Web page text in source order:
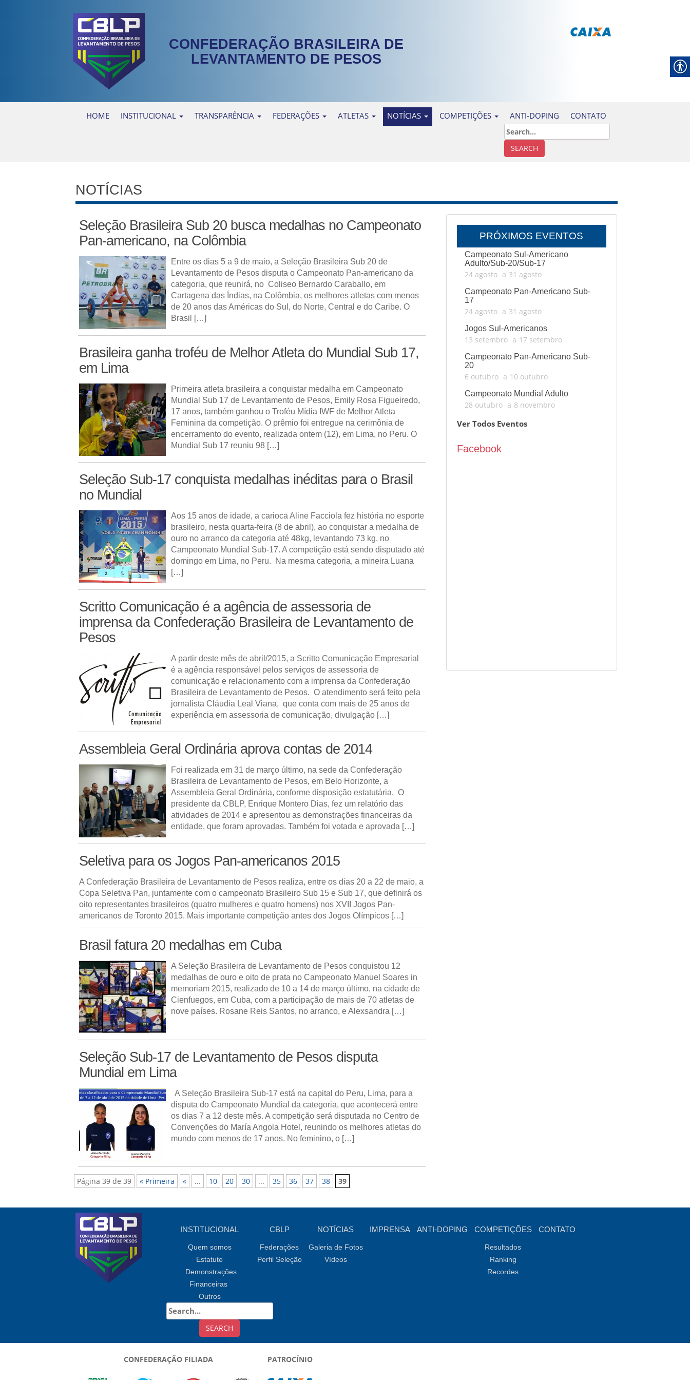
CONFEDERAÇÃO BRASILEIRA DE
LEVANTAMENTO DE PESOS
HOME INSTITUCIONAL TRANSPARÊNCIA FEDERAÇÕES ATLETAS NOTÍCIAS COMPETIÇÕES ANTI-DOPING CONTATO
NOTÍCIAS
Seleção Brasileira Sub 20 busca medalhas no Campeonato
Pan-americano, na Colômbia
Entre os dias 5 a 9 de maio, a Seleção Brasileira Sub 20 de
Levantamento de Pesos disputa o Campeonato Pan-americano da
categoria, que reunirá, no Coliseo Bernardo Caraballo, em
Cartagena das Índias, na Colômbia, os melhores atletas com menos
de 20 anos das Américas do Sul, do Norte, Central e do Caribe. O
Brasil […]
Brasileira ganha troféu de Melhor Atleta do Mundial Sub 17,
em Lima
Primeira atleta brasileira a conquistar medalha em Campeonato
Mundial Sub 17 de Levantamento de Pesos, Emily Rosa Figueiredo,
17 anos, também ganhou o Troféu Mídia IWF de Melhor Atleta
Feminina da competição. O prêmio foi entregue na cerimônia de
encerramento do evento, realizada ontem (12), em Lima, no Peru. O
Mundial Sub 17 reuniu 98 […]
Seleção Sub-17 conquista medalhas inéditas para o Brasil
no Mundial
Aos 15 anos de idade, a carioca Aline Facciola fez história no esporte
brasileiro, nesta quarta-feira (8 de abril), ao conquistar a medalha de
ouro no arranco da categoria até 48kg, levantando 73 kg, no
Campeonato Mundial Sub-17. A competição está sendo disputado até
domingo em Lima, no Peru. Na mesma categoria, a mineira Luana
[…]
Scritto Comunicação é a agência de assessoria de
imprensa da Confederação Brasileira de Levantamento de
Pesos
A partir deste mês de abril/2015, a Scritto Comunicação Empresarial
é a agência responsável pelos serviços de assessoria de
comunicação e relacionamento com a imprensa da Confederação
Brasileira de Levantamento de Pesos. O atendimento será feito pela
jornalista Cláudia Leal Viana, que conta com mais de 25 anos de
experiência em assessoria de comunicação, divulgação […]
Assembleia Geral Ordinária aprova contas de 2014
Foi realizada em 31 de março último, na sede da Confederação
Brasileira de Levantamento de Pesos, em Belo Horizonte, a
Assembleia Geral Ordinária, conforme disposição estatutária. O
presidente da CBLP, Enrique Montero Dias, fez um relatório das
atividades de 2014 e apresentou as demonstrações financeiras da
entidade, que foram aprovadas. Também foi votada e aprovada […]
Seletiva para os Jogos Pan-americanos 2015
A Confederação Brasileira de Levantamento de Pesos realiza, entre os dias 20 a 22 de maio, a
Copa Seletiva Pan, juntamente com o campeonato Brasileiro Sub 15 e Sub 17, que definirá os
oito representantes brasileiros (quatro mulheres e quatro homens) nos XVII Jogos Pan-
americanos de Toronto 2015. Mais importante competição antes dos Jogos Olímpicos […]
Brasil fatura 20 medalhas em Cuba
A Seleção Brasileira de Levantamento de Pesos conquistou 12
medalhas de ouro e oito de prata no Campeonato Manuel Soares in
memoriam 2015, realizado de 10 a 14 de março último, na cidade de
Cienfuegos, em Cuba, com a participação de mais de 70 atletas de
nove países. Rosane Reis Santos, no arranco, e Alexsandra […]
Seleção Sub-17 de Levantamento de Pesos disputa
Mundial em Lima
A Seleção Brasileira Sub-17 está na capital do Peru, Lima, para a
disputa do Campeonato Mundial da categoria, que acontecerá entre
os dias 7 a 12 deste mês. A competição será disputada no Centro de
Convenções do María Angola Hotel, reunindo os melhores atletas do
mundo com menos de 17 anos. No feminino, o […]
Página 39 de 39 « Primeira « ... 10 20 30 ... 35 36 37 38 39
PRÓXIMOS EVENTOS
Campeonato Sul-Americano
Adulto/Sub-20/Sub-17
24 agosto a 31 agosto
Campeonato Pan-Americano Sub-
17
24 agosto a 31 agosto
Jogos Sul-Americanos
13 setembro a 17 setembro
Campeonato Pan-Americano Sub-
20
6 outubro a 10 outubro
Campeonato Mundial Adulto
28 outubro a 8 novembro
Ver Todos Eventos
Facebook
INSTITUCIONAL
Quem somos
Estatuto
Demonstrações
Financeiras
Outros
CBLP
Federações
Perfil Seleção
NOTÍCIAS
Galeria de Fotos
Vídeos
IMPRENSA ANTI-DOPING COMPETIÇÕES
Resultados
Ranking
Recordes
CONTATO
CONFEDERAÇÃO FILIADA PATROCÍNIO